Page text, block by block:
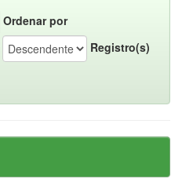
Ordenar por
Registro(s)